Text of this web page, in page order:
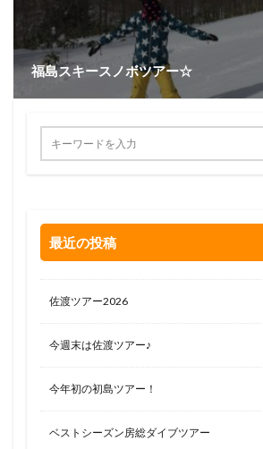
福島スキースノボツアー☆
最近の投稿
佐渡ツアー2026
今週末は佐渡ツアー♪
今年初の初島ツアー！
ベストシーズン房総ダイブツアー